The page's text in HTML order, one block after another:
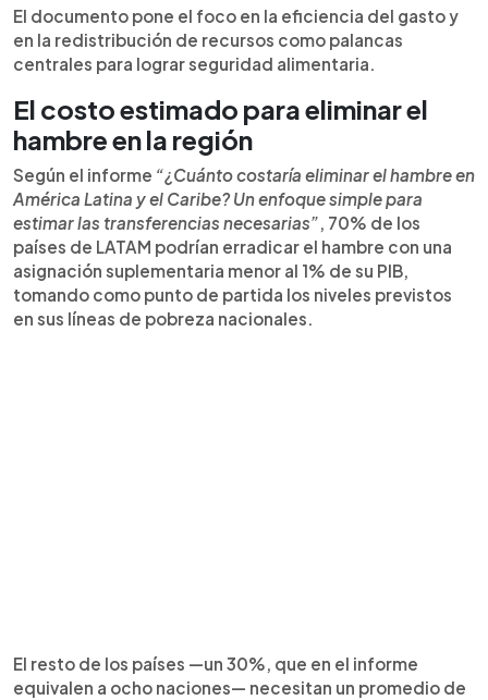
gasto público y la reasignación de subsidios
regresivos. En la región, 44 millones de personas
padecen hambre y más de 180 millones no
pueden costear una dieta saludable, pese a la alta
producción agrícola del continente.
El documento pone el foco en la eficiencia del gasto y
en la redistribución de recursos como palancas
centrales para lograr seguridad alimentaria.
El costo estimado para eliminar el
hambre en la región
Según el informe “¿Cuánto costaría eliminar el hambre en
América Latina y el Caribe? Un enfoque simple para
estimar las transferencias necesarias”, 70% de los
países de LATAM podrían erradicar el hambre con una
asignación suplementaria menor al 1% de su PIB,
tomando como punto de partida los niveles previstos
en sus líneas de pobreza nacionales.
El resto de los países —un 30%, que en el informe
equivalen a ocho naciones— necesitan un promedio de